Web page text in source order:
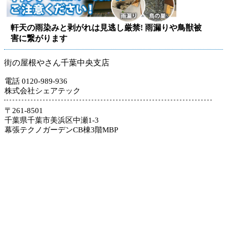
軒天の雨染みと剥がれは見逃し厳禁! 雨漏りや鳥獣被
害に繋がります
街の屋根やさん千葉中央支店
電話 0120-989-936
株式会社シェアテック
〒261-8501
千葉県千葉市美浜区中瀬1-3
幕張テクノガーデンCB棟3階MBP